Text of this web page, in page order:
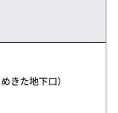
きた地下口）